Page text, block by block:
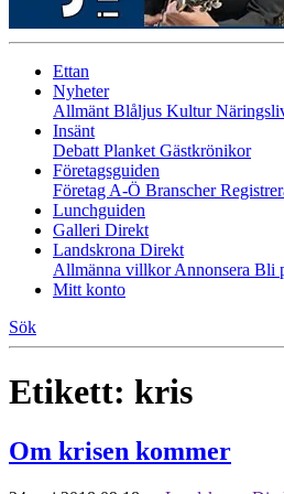
Ettan
Nyheter
Allmänt Blåljus Kultur
Insänt
Debatt Planket Gästkrönikor
Företagsguiden
Företag A-Ö Branscher
Lunchguiden
Galleri Direkt
Landskrona Direkt
Allmänna villkorAnnonsera Bli
Mitt konto
Sök
Etikett: kris
Om krisen kommer